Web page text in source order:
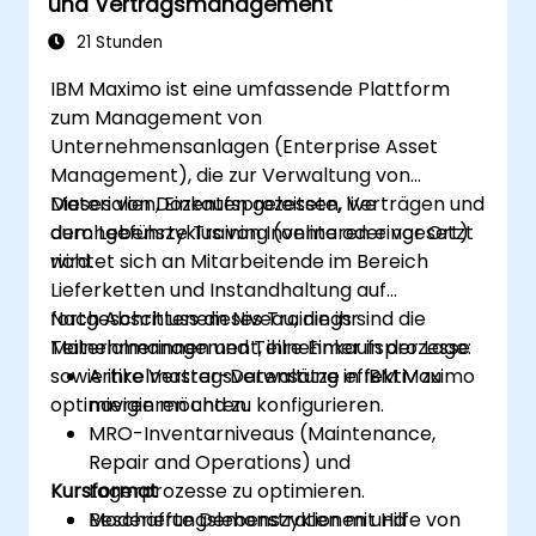
21 Stunden
IBM Maximo ist eine umfassende Plattform
zum Management von
Unternehmensanlagen (Enterprise Asset
Management), die zur Verwaltung von
Materialien, Einkaufsprozessen, Verträgen und
dem Lebenszyklus von Inventaren eingesetzt
wird.
Dieses von Dozenten geleitete, live
durchgeführte Training (online oder vor Ort)
richtet sich an Mitarbeitende im Bereich
Lieferketten und Instandhaltung auf
fortgeschrittenem Niveau, die ihr
Materialmanagement, ihre Einkaufsprozesse
sowie ihre Vertragsverwaltung in IBM Maximo
optimieren möchten.
Nach Abschluss dieses Trainings sind die
Teilnehmerinnen und Teilnehmer in der Lage:
Artikelmaster-Datensätze effektiv zu
navigieren und zu konfigurieren.
MRO-Inventarniveaus (Maintenance,
Repair and Operations) und
Lagerprozesse zu optimieren.
Beschaffungslebenszyklen mit Hilfe von
Kursformat
Moderierte Demonstrationen und